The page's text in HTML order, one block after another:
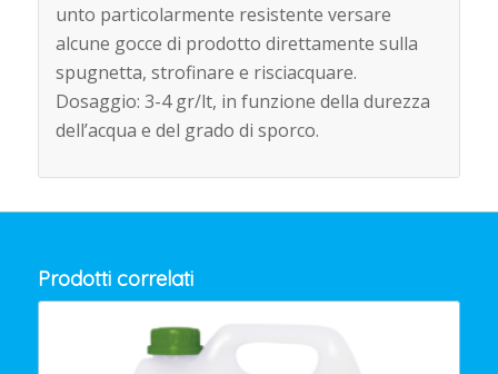
unto particolarmente resistente versare
alcune gocce di prodotto direttamente sulla
spugnetta, strofinare e risciacquare.
Dosaggio: 3-4 gr/lt, in funzione della durezza
dell’acqua e del grado di sporco.
Prodotti correlati